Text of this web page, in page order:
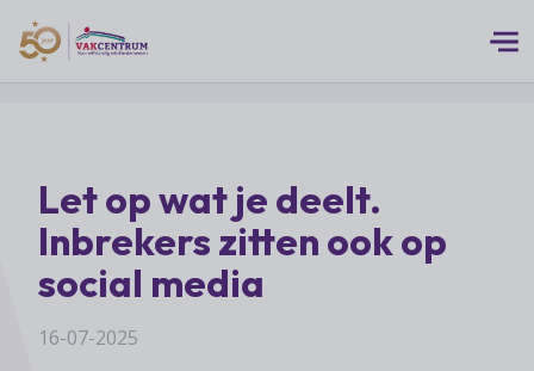
MEERwaarde
Assortiment
Digitalisering
Branches
Branches overzicht
Advies
Advies overzicht
Let op wat je deelt.
Inbrekers zitten ook op
social media
16-07-2025